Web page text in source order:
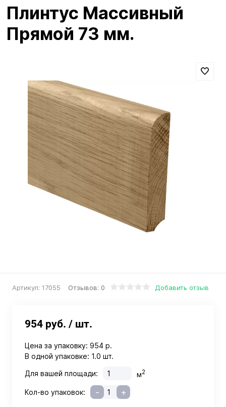
Плинтус Массивный
Прямой 73 мм.
Отзывов: 0 Добавить отзыв
Артикул: 17055
954 руб. / шт.
Цена за упаковку: 954 р.
В одной упаковке: 1.0 шт.
Для вашей площади:
м2
Кол-во упаковок: - +